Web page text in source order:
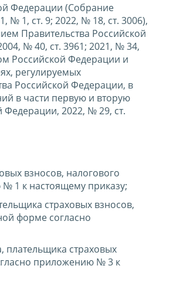
Федерации (Собрание
№ 1, ст. 9; 2022, № 18, ст. 3006),
Правительства Российской
№ 40, ст. 3961; 2021, № 34,
Российской Федерации и
регулируемых
Российской Федерации, в
в части первую и вторую
Федерации, 2022, № 29, ст.
взносов, налогового
1 к настоящему приказу;
страховых взносов,
форме согласно
плательщика страховых
приложению № 3 к